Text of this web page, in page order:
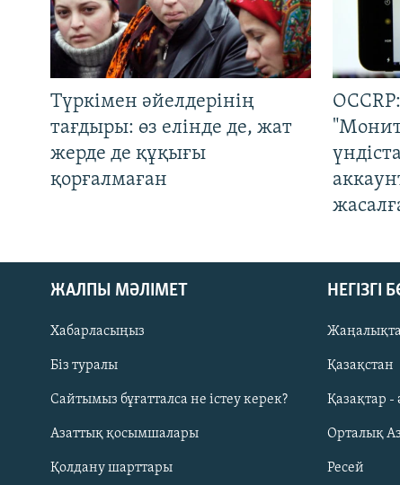
Русский
ЖАЗЫЛЫҢЫЗ
Түркімен әйелдерінің
тағдыры: өз елінде де, жат
жерде де құқығы
қорғалмаған
ЖАЛПЫ МӘЛІМЕТ
Хабарласыңыз
Біз туралы
Сайтымыз бұғатталса не істеу керек?
Азаттық қосымшалары
Қолдану шарттары
НЕГІЗГІ
Қазақстан
Қазақтар -
Орталық
Ресей